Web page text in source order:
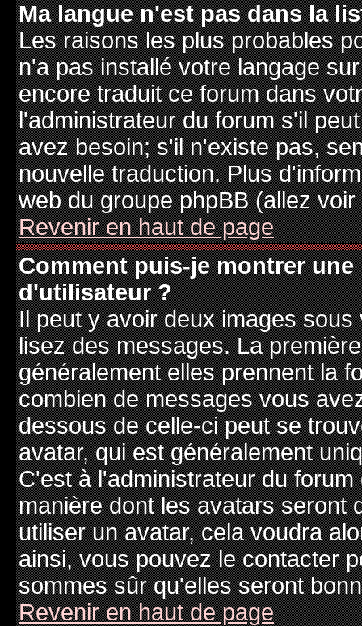
Ma langue n'est pas dans la
Les raisons les plus probables
n'a pas installé votre langage
encore traduit ce forum dans
l'administrateur du forum s'il
avez besoin; s'il n'existe pas,
nouvelle traduction. Plus
web du groupe phpBB (allez
Revenir en haut de page
Comment puis-je montrer
d'utilisateur ?
Il peut y avoir deux images
lisez des messages. La
généralement elles prennent la
combien de messages vous
dessous de celle-ci peut se
avatar, qui est généralement
C'est à l'administrateur du
manière dont les avatars seront
utiliser un avatar, cela voudra
ainsi, vous pouvez le contacter
sommes sûr qu'elles seront
Revenir en haut de page